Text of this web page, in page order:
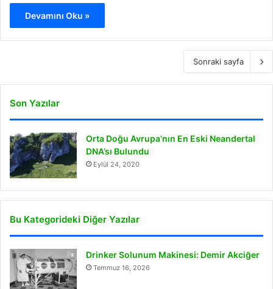
Devamını Oku »
Sonraki sayfa
Son Yazılar
Orta Doğu Avrupa’nın En Eski Neandertal
DNA’sı Bulundu
Eylül 24, 2020
Bu Kategorideki Diğer Yazılar
Drinker Solunum Makinesi: Demir Akciğer
Temmuz 16, 2026